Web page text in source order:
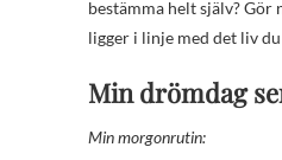
bestämma helt själv? Gör
ligger i linje med det liv
Min drömdag
Min morgonrutin: